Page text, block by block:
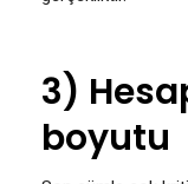
3)
boyutu